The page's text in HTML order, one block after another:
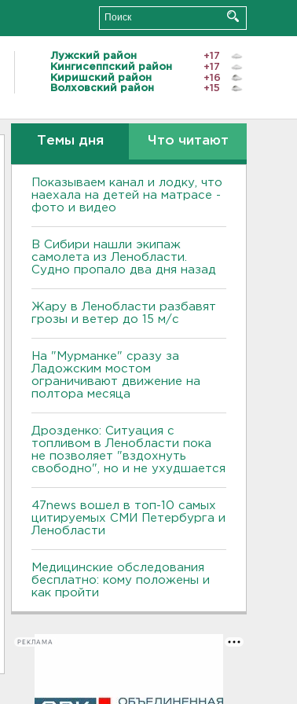
Лужский район
+17
Кингисеппский район
+17
Киришский район
+16
Волховский район
+15
Темы дня Что читают
Показываем канал и лодку, что
наехала на детей на матрасе -
фото и видео
В Сибири нашли экипаж
самолета из Ленобласти.
Судно пропало два дня назад
Жару в Ленобласти разбавят
грозы и ветер до 15 м/с
На "Мурманке" сразу за
Ладожским мостом
ограничивают движение на
полтора месяца
Дрозденко: Ситуация с
топливом в Ленобласти пока
не позволяет "вздохнуть
свободно", но и не ухудшается
47news вошел в топ-10 самых
цитируемых СМИ Петербурга и
Ленобласти
Медицинские обследования
бесплатно: кому положены и
как пройти
РЕКЛАМА